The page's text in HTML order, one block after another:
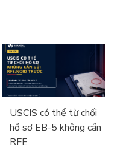
USCIS có thể từ chối
hồ sơ EB-5 không cần
RFE